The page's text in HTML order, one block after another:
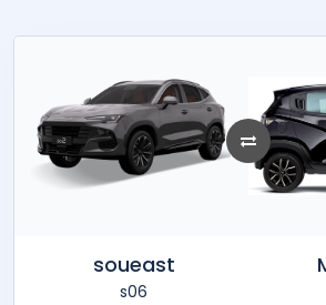
soueast
s06